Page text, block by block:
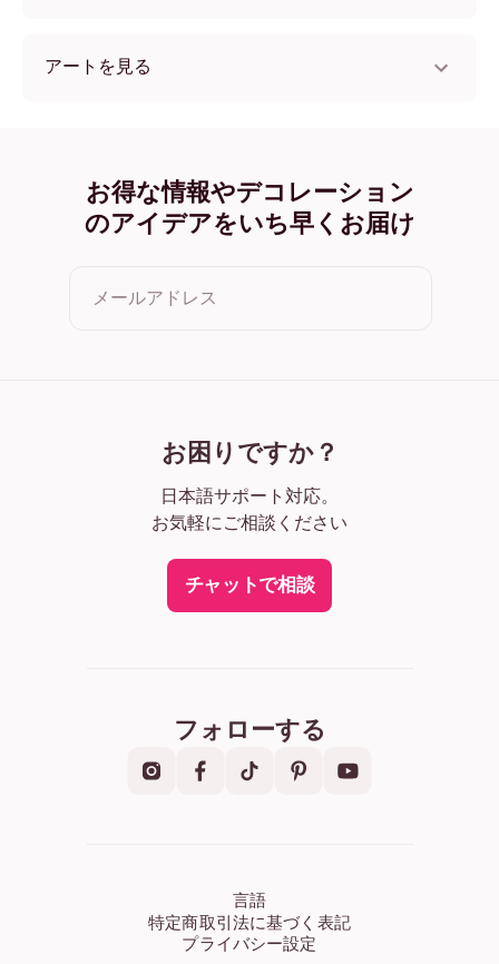
アートを見る
Yes You Can オーク
Yes You Can ワイド ブラック
Yes You Can ワイド ホワイト
お得な情報やデコレーション
のアイデアをいち早くお届け
メールアドレス
お困りですか？
日本語サポート対応。
お気軽にご相談ください
チャットで相談
フォローする
言語
特定商取引法に基づく表記
プライバシー設定